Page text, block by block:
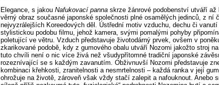
Elegance, s jakou Nafukovací panna skrze žánrové podobenství utváří až
věrný obraz současné japonské společnosti plné osamělých jedinců, z ní
nejvyzrálejších Koreedových děl. Ústřední motiv vzduchu, dechu či vanutí
stylistickou podobu filmu, jehož kamera, svými pomalými pohyby
poletující ve větru. Vzduch představuje životodárný prvek, ovšem v
zkarikované podobě, kdy z gumového obalu utváří Nozomi jakožto stroj
tuto chvíli není o nic více živá než všudypřítomné tradiční japonské
rozeznívající se s každým zavanutím. Obživnuvší Nozomi představuje
kombinaci křehkosti, zranitelnosti a nesmrtelnosti – každá ranka v její
ohrožuje na životě, zároveň však vždy stačí zalepit a nafouknout. Anebo